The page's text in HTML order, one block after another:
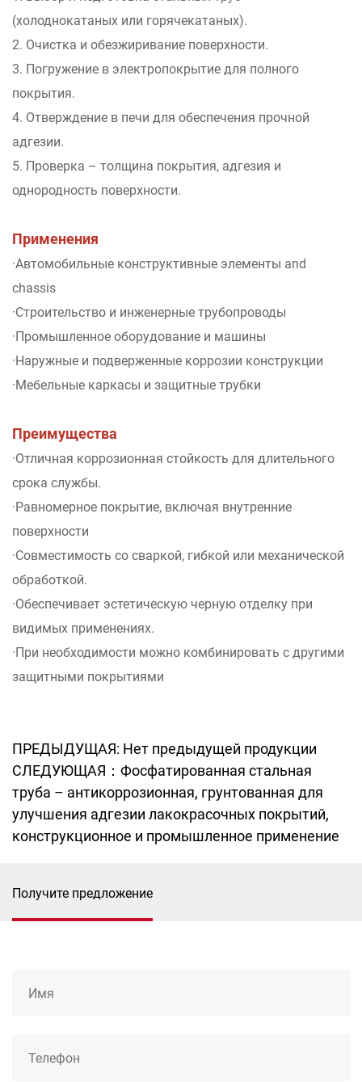
(холоднокатаных или горячекатаных).
2. Очистка и обезжиривание поверхности.
3. Погружение в электропокрытие для полного
покрытия.
4. Отверждение в печи для обеспечения прочной
адгезии.
5. Проверка – толщина покрытия, адгезия и
однородность поверхности.
Применения
·Автомобильные конструктивные элементы and
chassis
·Строительство и инженерные трубопроводы
·Промышленное оборудование и машины
·Наружные и подверженные коррозии конструкции
·Мебельные каркасы и защитные трубки
Преимущества
·Отличная коррозионная стойкость для длительного
срока службы.
·Равномерное покрытие, включая внутренние
поверхности
·Совместимость со сваркой, гибкой или механической
обработкой.
·Обеспечивает эстетическую черную отделку при
видимых применениях.
·При необходимости можно комбинировать с другими
защитными покрытиями
ПРЕДЫДУЩАЯ: Нет предыдущей продукции
СЛЕДУЮЩАЯ：Фосфатированная стальная
труба – антикоррозионная, грунтованная для
улучшения адгезии лакокрасочных покрытий,
конструкционное и промышленное применение
Получите предложение